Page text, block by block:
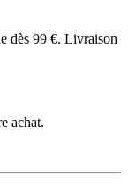
dès 99 €. Livraison
achat.